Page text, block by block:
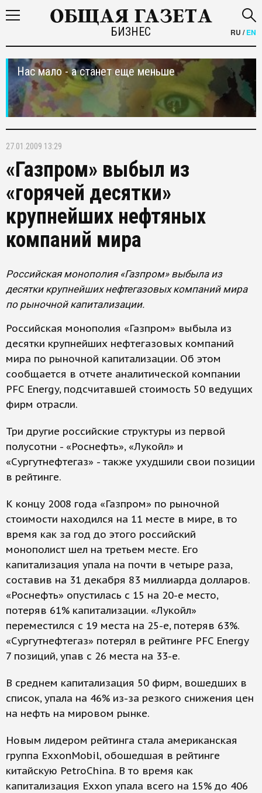
БИЗНЕС RU /EN
Нас мало - а станет еще меньше
27.01.2009 13:29
«Газпром» выбыл из
«горячей десятки»
крупнейших нефтяных
компаний мира
Российская монополия «Газпром» выбыла из
десятки крупнейших нефтегазовых компаний мира
по рыночной капитализации.
Российская монополия «Газпром» выбыла из
десятки крупнейших нефтегазовых компаний
мира по рыночной капитализации. Об этом
сообщается в отчете аналитической компании
PFC Energy, подсчитавшей стоимость 50 ведущих
фирм отрасли.
Три другие российские структуры из первой
полусотни - «Роснефть», «Лукойл» и
«Сургутнефтегаз» - также ухудшили свои позиции
в рейтинге.
К концу 2008 года «Газпром» по рыночной
стоимости находился на 11 месте в мире, в то
время как за год до этого российский
монополист шел на третьем месте. Его
капитализация упала на почти в четыре раза,
составив на 31 декабря 83 миллиарда долларов.
«Роснефть» опустилась с 15 на 20-е место,
потеряв 61% капитализации. «Лукойл»
переместился с 19 места на 25-е, потеряв 63%.
«Сургутнефтегаз» потерял в рейтинге PFC Energy
7 позиций, упав с 26 места на 33-е.
В среднем капитализация 50 фирм, вошедших в
список, упала на 46% из-за резкого снижения цен
на нефть на мировом рынке.
Новым лидером рейтинга стала американская
группа ExxonMobil, обошедшая в рейтинге
китайскую PetroChina. В то время как
капитализация Exxon упала всего на 15% до 406